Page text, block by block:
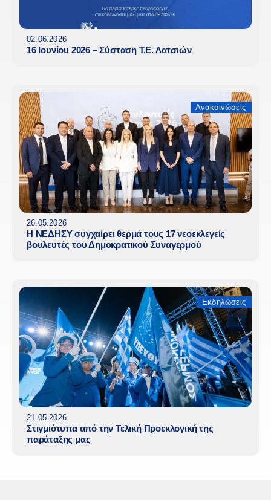
02.06.2026
16 Ιουνίου 2026 – Σύσταση Τ.Ε. Λατσιών
Ανακοινώσεις
26.05.2026
Η ΝΕΔΗΣΥ συγχαίρει θερμά τους 17 νεοεκλεγείς
βουλευτές του Δημοκρατικού Συναγερμού
Εκδηλώσεις
21.05.2026
Στιγμιότυπα από την Τελική Προεκλογική της
παράταξης μας